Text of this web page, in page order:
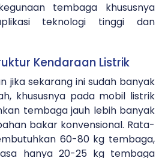
tembaga khususnya
teknologi tinggi dan
Kendaraan Listrik
jika sekarang ini sudah banyak
khususnya pada mobil listrik
tembaga jauh lebih banyak
bakar konvensional. Rata-
60-80 kg tembaga,
hanya 20-25 kg tembaga